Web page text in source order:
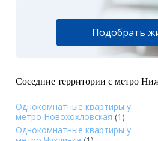
Подобрать
Соседние территории с метро
Однокомнатные квартиры у
метро Новохохловская (1)
Однокомнатные квартиры у